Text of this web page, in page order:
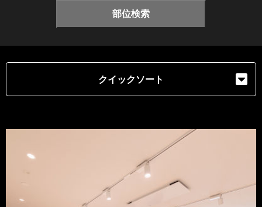
部位検索
クイックソート